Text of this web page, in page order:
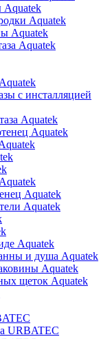
Aquatek
Aquatek
Aquatek
с инсталляцией
Aquatek
Aquatek
Aquatek
Aquatek
Aquatek
и душа Aquatek
Aquatek
щеток Aquatek
URBATEC